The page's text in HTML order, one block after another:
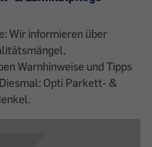
Wir informieren über
Warnhinweise und Tipps
Opti Parkett- &